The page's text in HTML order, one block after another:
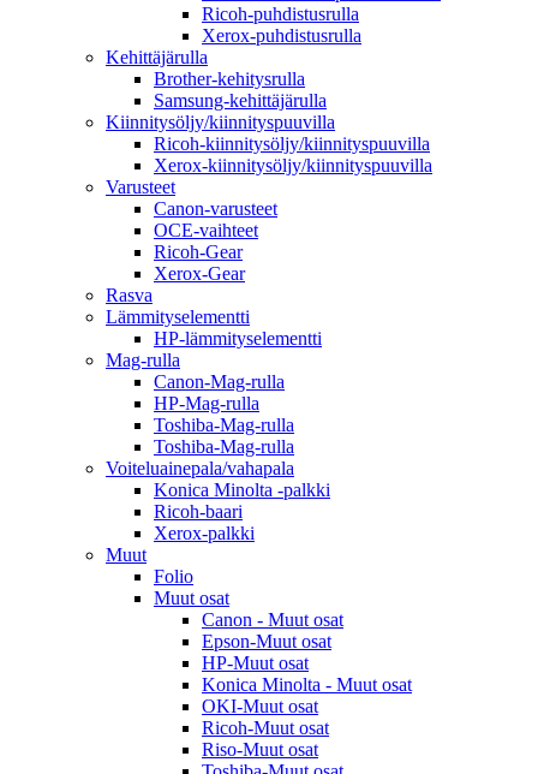
Ricoh-puhdistusrulla
Xerox-puhdistusrulla
Kehittäjärulla
Brother-kehitysrulla
Samsung-kehittäjärulla
Kiinnitysöljy/kiinnityspuuvilla
Ricoh-kiinnitysöljy/kiinnityspuuvilla
Xerox-kiinnitysöljy/kiinnityspuuvilla
Varusteet
Canon-varusteet
OCE-vaihteet
Ricoh-Gear
Xerox-Gear
Rasva
Lämmityselementti
HP-lämmityselementti
Mag-rulla
Canon-Mag-rulla
HP-Mag-rulla
Toshiba-Mag-rulla
Toshiba-Mag-rulla
Voiteluainepala/vahapala
Konica Minolta -palkki
Ricoh-baari
Xerox-palkki
Muut
Folio
Muut osat
Canon - Muut osat
Epson-Muut osat
HP-Muut osat
Konica Minolta - Muut osat
OKI-Muut osat
Ricoh-Muut osat
Riso-Muut osat